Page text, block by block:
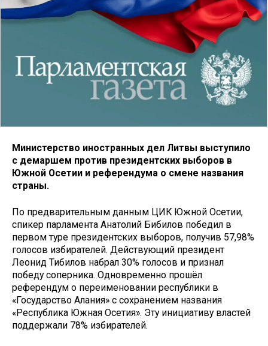
Министерство иностранных дел Литвы выступило
с демаршем против президентских выборов в
Южной Осетии и референдума о смене названия
страны.
По предварительным данным ЦИК Южной Осетии,
спикер парламента Анатолий Бибилов победил в
первом туре президентских выборов, получив 57,98%
голосов избирателей. Действующий президент
Леонид Тибилов набрал 30% голосов и признал
победу соперника. Одновременно прошёл
референдум о переименовании республики в
«Государство Алания» с сохранением названия
«Республика Южная Осетия». Эту инициативу властей
поддержали 78% избирателей.